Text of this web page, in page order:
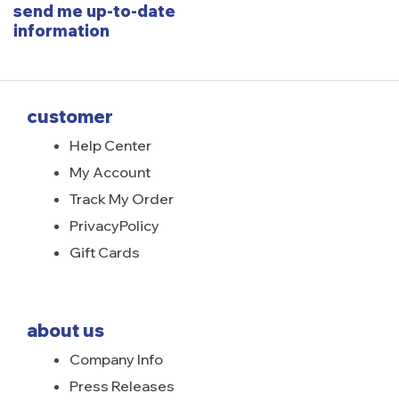
send me up-to-date
information
customer
Help Center
My Account
Track My Order
PrivacyPolicy
Gift Cards
about us
Company Info
Press Releases